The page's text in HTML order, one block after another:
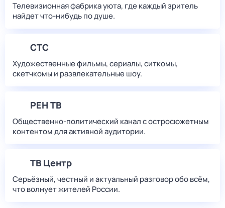
Телевизионная фабрика уюта, где каждый зритель
найдет что‑нибудь по душе.
СТС
Художественные фильмы, сериалы, ситкомы,
скетчкомы и развлекательные шоу.
РЕН ТВ
Общественно-политический канал с остросюжетным
контентом для активной аудитории.
ТВ Центр
Серьёзный, честный и актуальный разговор обо всём,
что волнует жителей России.